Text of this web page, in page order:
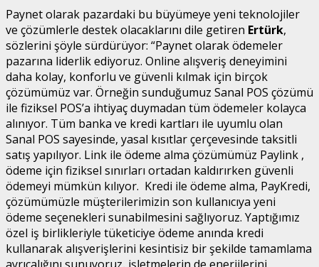
Paynet olarak pazardaki bu büyümeye yeni teknolojiler
ve çözümlerle destek olacaklarını dile getiren Ertürk,
sözlerini şöyle sürdürüyor: “Paynet olarak ödemeler
pazarına liderlik ediyoruz. Online alışveriş deneyimini
daha kolay, konforlu ve güvenli kılmak için birçok
çözümümüz var. Örneğin sunduğumuz Sanal POS çözümü
ile fiziksel POS’a ihtiyaç duymadan tüm ödemeler kolayca
alınıyor. Tüm banka ve kredi kartları ile uyumlu olan
Sanal POS sayesinde, yasal kısıtlar çerçevesinde taksitli
satış yapılıyor. Link ile ödeme alma çözümümüz Paylink ,
ödeme için fiziksel sınırları ortadan kaldırırken güvenli
ödemeyi mümkün kılıyor. Kredi ile ödeme alma, PayKredi,
çözümümüzle müşterilerimizin son kullanıcıya yeni
ödeme seçenekleri sunabilmesini sağlıyoruz. Yaptığımız
özel iş birlikleriyle tüketiciye ödeme anında kredi
kullanarak alışverişlerini kesintisiz bir şekilde tamamlama